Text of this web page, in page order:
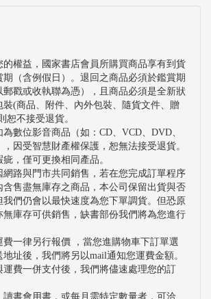
的權益，國家書店會員所購買商品享有到貨
期（含例假日）。退回之商品必須於鑑賞期
郵戳或收執聯為憑），且商品必須是全新狀
裝(商品、附件、內外包裝、隨貨文件、贈
恕不接受退貨。
數位影音商品（如：CD、VCD、DVD、
，因受智慧財產權保護，恕無法接受退貨。
，僅可更換相同產品。
網路與門市共同銷售，若在您完成訂單程序
含售盡無庫存之商品，本公司保留出貨與否
我們仍會以最快速度為您下單調貨。但恐原
無庫存可供銷售，缺書部份我們將為您進行
費一律另行報價 ，當您進購物車下訂單選
址後，我們將另以mail通知您運費金額。
運費一併支付後，我們將儘速處理您的訂
讀書會用書，或每月需特定數量者，可洽